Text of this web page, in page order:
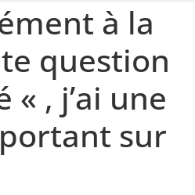
à la
question
« , j’ai une
sur